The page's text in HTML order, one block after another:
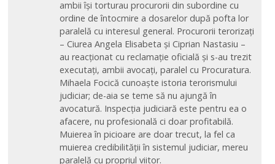
ambii își torturau procurorii din subordine cu
ordine de întocmire a dosarelor după pofta lor
paralelă cu interesul general. Procurorii terorizați
– Ciurea Angela Elisabeta și Ciprian Nastasiu –
au reacționat cu reclamație oficială și s-au trezit
executați, ambii avocați, paralel cu Procuratura.
Mihaela Focică cunoaște istoria terorismului
judiciar; de-aia se teme să nu ajungă în
avocatură. Inspecția judiciară este pentru ea o
afacere, nu profesională ci doar profitabilă.
Muierea în picioare are doar trecut, la fel ca
muierea credibilității în sistemul judiciar, mereu
paralelă cu propriul viitor.